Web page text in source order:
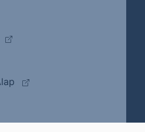
(külső oldalra ugrik)
ugrik)
(külső oldalra ugrik)
(külső oldalra ugrik)